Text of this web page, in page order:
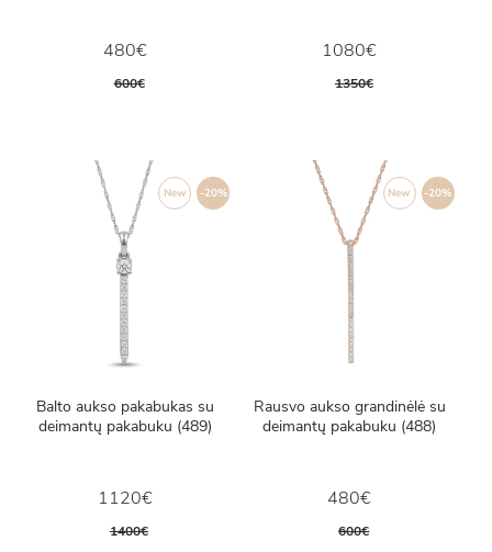
480€
600€
1080€
1350€
-20%
New
Balto aukso pakabukas su
deimantų pakabuku (489)
1120€
1400€
-20%
New
Rausvo aukso grandinėlė su
deimantų pakabuku (488)
480€
600€